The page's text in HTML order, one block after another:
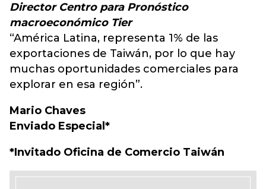
Director Centro para Pronóstico
macroeconómico Tier
“América Latina, representa 1% de las
exportaciones de Taiwán, por lo que hay
muchas oportunidades comerciales para
explorar en esa región”.
Mario Chaves
Enviado Especial*
*Invitado Oficina de Comercio Taiwán